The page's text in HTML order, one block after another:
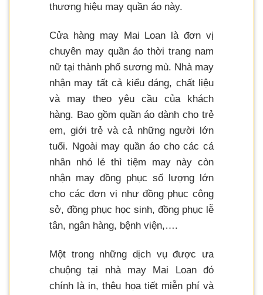
thương hiệu may quần áo này.
Cửa hàng may Mai Loan là đơn vị
chuyên may quần áo thời trang nam
nữ tại thành phố sương mù. Nhà may
nhận may tất cả kiểu dáng, chất liệu
và may theo yêu cầu của khách
hàng. Bao gồm quần áo dành cho trẻ
em, giới trẻ và cả những người lớn
tuổi. Ngoài may quần áo cho các cá
nhân nhỏ lẻ thì tiệm may này còn
nhận may đồng phục số lượng lớn
cho các đơn vị như đồng phục công
sở, đồng phục học sinh, đồng phục lễ
tân, ngân hàng, bệnh viện,….
Một trong những dịch vụ được ưa
chuộng tại nhà may Mai Loan đó
chính là in, thêu họa tiết miễn phí và